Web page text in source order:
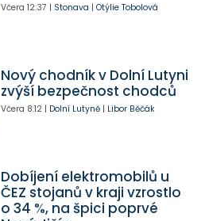
Včera 12:37 | Stonava | Otýlie Tobolová
Nový chodník v Dolní Lutyni
zvýší bezpečnost chodců
Včera 8:12| Dolní Lutyně| Libor Běčák
Dobíjení elektromobilů u
ČEZ stojanů v kraji vzrostlo
o 34 %, na špici poprvé